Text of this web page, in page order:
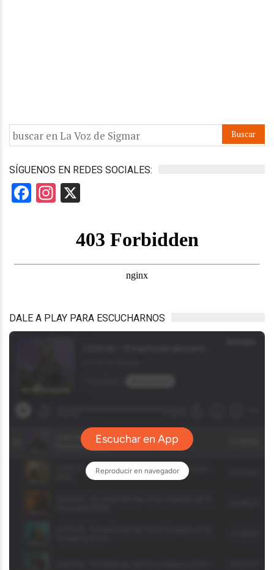
SÍGUENOS EN REDES SOCIALES:
Facebook
Instagram
DALE A PLAY PARA ESCUCHARNOS